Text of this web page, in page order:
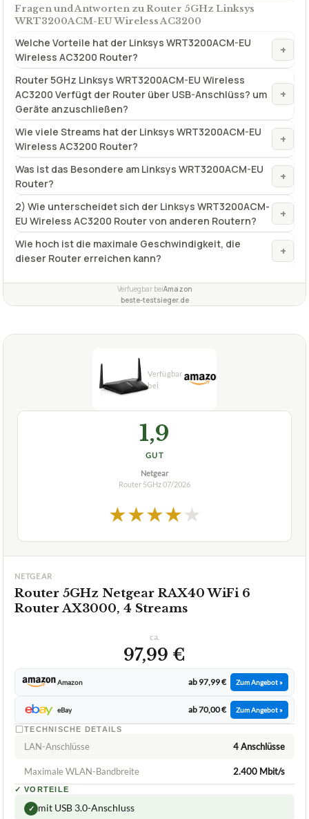
Fragen und Antworten zu Router 5GHz Linksys
WRT3200ACM-EU Wireless AC3200
Welche Vorteile hat der Linksys WRT3200ACM-EU
Wireless AC3200 Router?
+
Router 5GHz Linksys WRT3200ACM-EU Wireless
AC3200 Verfügt der Router über USB-Anschlüss? um
Geräte anzuschließen?
+
Wie viele Streams hat der Linksys WRT3200ACM-EU
Wireless AC3200 Router?
+
Was ist das Besondere am Linksys WRT3200ACM-EU
Router?
+
2) Wie unterscheidet sich der Linksys WRT3200ACM-
EU Wireless AC3200 Router von anderen Routern?
+
Wie hoch ist die maximale Geschwindigkeit, die
dieser Router erreichen kann?
+
Verfuegbar beiAmazon
beste-testsieger.de
1,9
GUT
Netgear
Router 5GHz07/2026
★★★★★
NETGEAR
Router 5GHz Netgear RAX40 WiFi 6
Router AX3000, 4 Streams
ca.
97,99 €
Amazon ab 97,99 € Zum Angebot »
eBay ab 70,00 € Zum Angebot »
TECHNISCHE DETAILS
LAN-Anschlüsse 4 Anschlüsse
Maximale WLAN-Bandbreite 2.400 Mbit/s
✓ VORTEILE
✓ mit USB 3.0-Anschluss